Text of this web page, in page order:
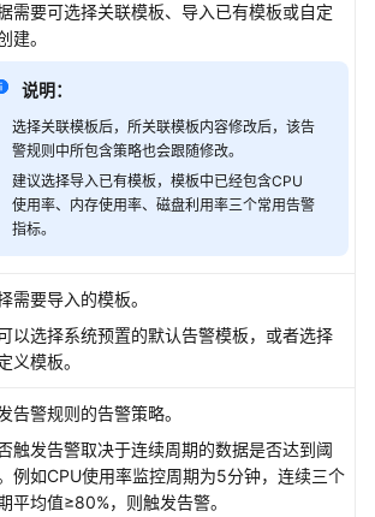
需要可选择关联模板、导入已有模板或自定
建。
说明：
选择关联模板后，所关联模板内容修改后，该告
警规则中所包含策略也会跟随修改。
建议选择导入已有模板，模板中已经包含CPU
使用率、内存使用率、磁盘利用率三个常用告警
指标。
需要导入的模板。
以选择系统预置的默认告警模板，或者选择
义模板。
告警规则的告警策略。
触发告警取决于连续周期的数据是否达到阈
例如CPU使用率监控周期为5分钟，连续三个
平均值≥80%，则触发告警。